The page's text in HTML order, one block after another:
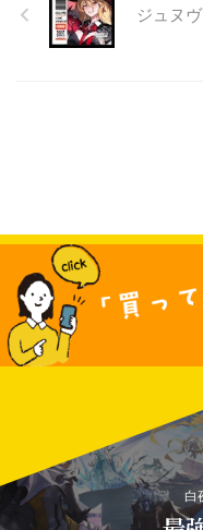
ジュヌ
白